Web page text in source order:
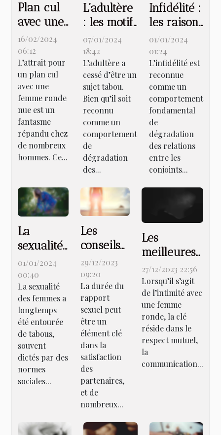
Plan cul
avec une
ronde
nue :
quels sont
les secrets
derrière
ce
fantasme
?
16/02/2024
06:12
L’attrait pour
un plan cul
avec une
femme ronde
nue est un
fantasme
répandu chez
de nombreux
hommes. Ce...
L’adultère
: les motifs
et les
apports en
couple
07/01/2024
18:42
L’adultère a
cessé d’être un
sujet tabou.
Bien qu’il soit
reconnu
comme un
comportement
de
dégradation
des...
Infidélité :
les raisons
évoquées
et les
apports en
couple
01/01/2024
01:24
L’infidélité est
reconnue
comme un
comportement
fondamental
de
dégradation
des relations
entre les
conjoints...
La
sexualité
des
femmes
salopes :
entre
tabous et
libération
01/01/2024
00:40
La sexualité
des femmes a
longtemps
été entourée
de tabous,
souvent
dictés par des
normes
sociales...
Les
conseils
pour être
plus
endurant
au lit
29/12/2023
09:20
La durée du
rapport
sexuel peut
être un
élément clé
dans la
satisfaction
des
partenaires,
et de
nombreux...
Les
meilleures
positions
pour faire
l’amour
avec une
femme
ronde
27/12/2023 22:56
Lorsqu’il s’agit
de l’intimité avec
une femme
ronde, la clé
réside dans le
respect mutuel,
la
communication...